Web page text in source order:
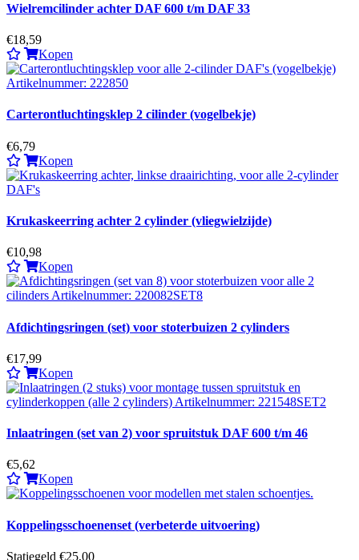
Wielremcilinder achter DAF 600 t/m DAF 33
€18,59
Kopen
Carterontluchtingsklep 2 cilinder (vogelbekje)
€6,79
Kopen
Krukaskeerring achter 2 cylinder (vliegwielzijde)
€10,98
Kopen
Afdichtingsringen (set) voor stoterbuizen 2 cylinders
€17,99
Kopen
Inlaatringen (set van 2) voor spruitstuk DAF 600 t/m 46
€5,62
Kopen
Koppelingsschoenenset (verbeterde uitvoering)
Statiegeld €25,00